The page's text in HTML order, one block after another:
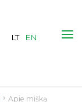
LT EN
Apie mišką